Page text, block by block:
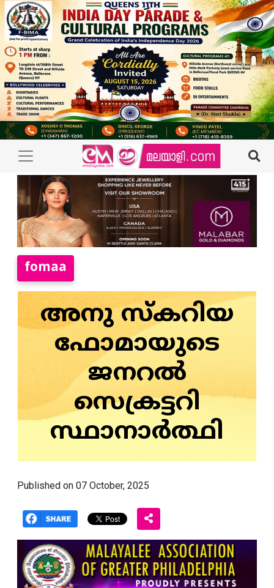
fomaa
അനു സ്‌കറിയ
ഫോമായുടെ
ജനറല്‍
സെക്രട്ടറി
സ്ഥാനാര്‍ത്ഥി
Published on 07 October, 2025